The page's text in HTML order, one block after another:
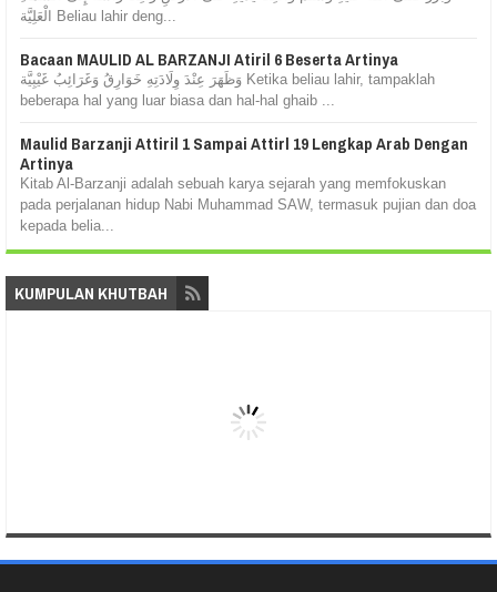
الْعَلِيَّة Beliau lahir deng...
Bacaan MAULID AL BARZANJI Atiril 6 Beserta Artinya
وَظَهَرَ عِنْدَ وِلَادَتِهِ خَوَارِقُ وَغَرَائِبُ غَيْبِيَّة Ketika beliau lahir, tampaklah
beberapa hal yang luar biasa dan hal-hal ghaib ...
Maulid Barzanji Attiril 1 Sampai Attirl 19 Lengkap Arab Dengan
Artinya
Kitab Al-Barzanji adalah sebuah karya sejarah yang memfokuskan
pada perjalanan hidup Nabi Muhammad SAW, termasuk pujian dan doa
kepada belia...
KUMPULAN KHUTBAH